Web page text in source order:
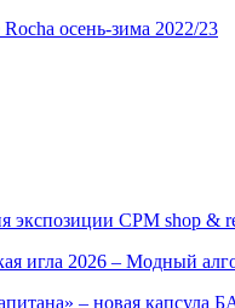
осень-зима 2022/23
экспозиции CPM shop &
игла 2026 – Модный
– новая капсула